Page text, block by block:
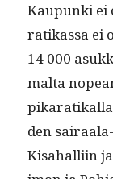
Kaupun­ki ei
ratikas­sa ei
14 000
mal­ta
den
Kisa­hal­li­in